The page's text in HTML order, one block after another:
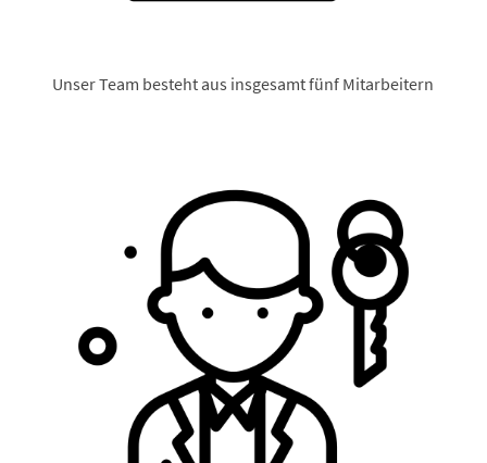
Unser Team besteht aus insgesamt fünf Mitarbeitern